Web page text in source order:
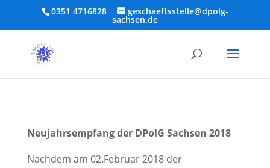
0351 4716828 geschaeftsstelle@dpolg-
sachsen.de
Neujahrsempfang der DPolG Sachsen 2018
Nachdem am 02.Februar 2018 der